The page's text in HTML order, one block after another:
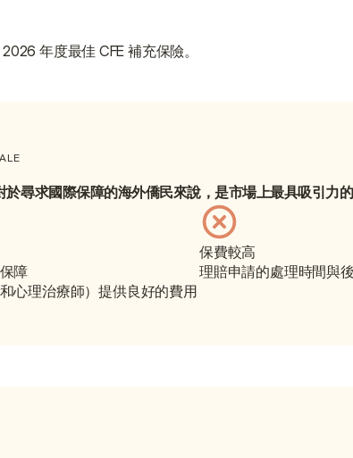
年度最佳 CFE 補充保險。
尋求國際保障的海外僑民來說，是市場上最具吸引力的
障
心理治療師）提供良好的費用
保費較高
理賠申請的處理時間與